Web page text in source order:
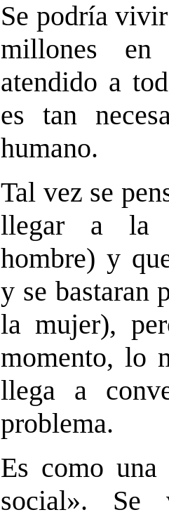
Se podría
millones
atendido a
es tan
humano.
Tal vez se
llegar a la
hombre) y
y se bastaran
la mujer),
momento, lo
llega a
problema.
Es como una
social».